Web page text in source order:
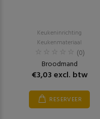
Keukeninrichting
Keukenmateriaal
(0)
Broodmand
€3,03 excl. btw
RESERVEER